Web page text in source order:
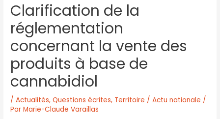
Clarification de la
réglementation
concernant la vente des
produits à base de
cannabidiol
/Actualités,Questions écrites, Territoire / Actu nationale /
ParMarie-Claude Varaillas